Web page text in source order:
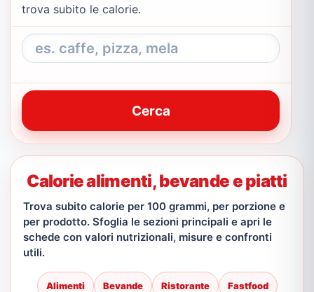
trova subito le calorie.
Cerca
Calorie alimenti, bevande e piatti
Trova subito calorie per 100 grammi, per porzione e
per prodotto. Sfoglia le sezioni principali e apri le
schede con valori nutrizionali, misure e confronti
utili.
Alimenti Bevande Ristorante Fastfood